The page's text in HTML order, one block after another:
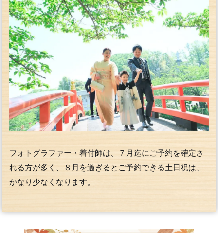
フォトグラファー・着付師は、７月迄にご予約を確定さ
れる方が多く、８月を過ぎるとご予約できる土日祝は、
かなり少なくなります。